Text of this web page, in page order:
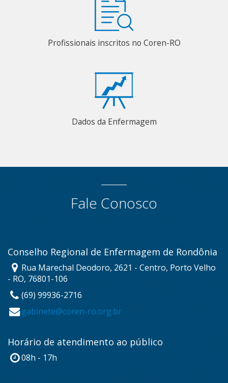
Profissionais inscritos no Coren-RO
Dados da Enfermagem
Fale Conosco
Conselho Regional de Enfermagem de Rondônia
Rua Marechal Deodoro, 2621 - Centro, Porto Velho
- RO, 76801-106
(69) 99936-2716
gabinete@coren-ro.org.br
Horário de atendimento ao público
08h - 17h